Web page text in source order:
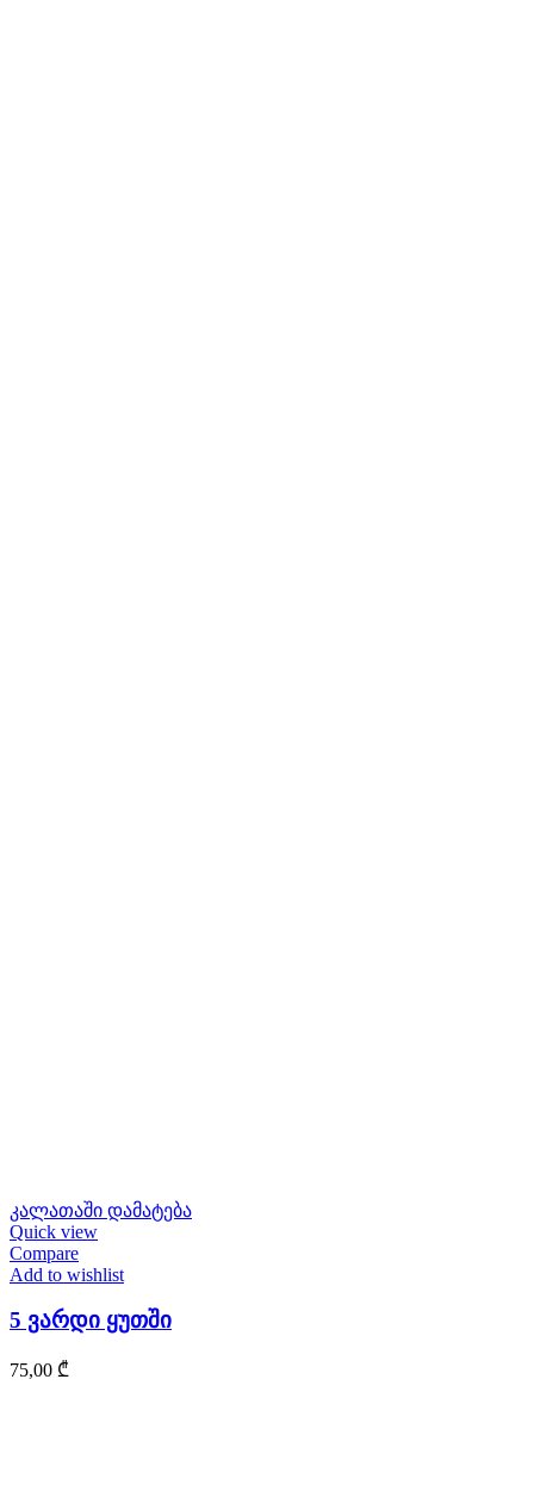
კალათაში დამატება
Quick view
Compare
Add to wishlist
5 ვარდი ყუთში
75,00 ₾